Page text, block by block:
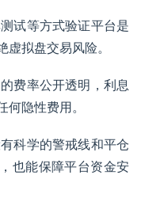
测试等方式验证平台是
拟盘交易风险。
的费率公开透明，利息
隐性费用。
有科学的警戒线和平仓
也能保障平台资金安